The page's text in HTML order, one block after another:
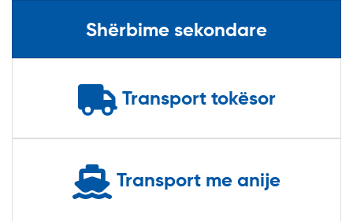
Shërbime sekondare
Transport tokësor
Transport me anije